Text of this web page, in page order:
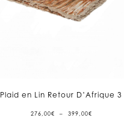
Plaid en Lin Retour D’Afrique 3
276,00€ – 399,00€PLAGE
DE